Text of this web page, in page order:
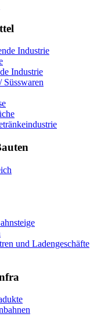
Industrie
Industrie
Süsswaren
und Ladengeschäfte